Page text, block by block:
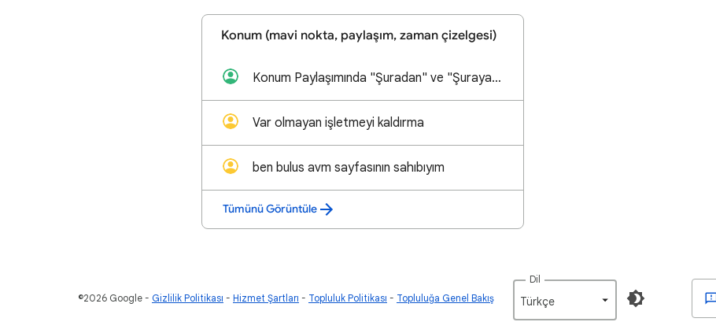
Konum (mavi nokta, paylaşım, zaman çizelgesi)
Konum Paylaşımında "Şuradan" ve "Şuraya" ibareleri
Var olmayan işletmeyi kaldırma
ben bulus avm sayfasının sahıbıyım
Tümünü Görüntüle
©2026 Google Gizlilik Politikası Hizmet Şartları Topluluk Politikası Topluluğa Genel Bakış
Dil
Türkçe‎